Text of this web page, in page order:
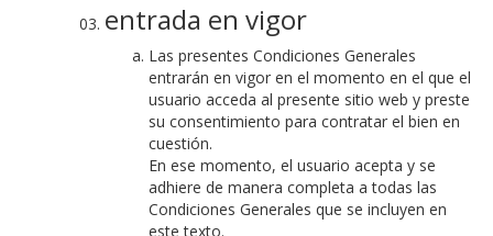
entrada en vigor
Las presentes Condiciones Generales
entrarán en vigor en el momento en el que el
usuario acceda al presente sitio web y preste
su consentimiento para contratar el bien en
cuestión.
En ese momento, el usuario acepta y se
adhiere de manera completa a todas las
Condiciones Generales que se incluyen en
este texto.